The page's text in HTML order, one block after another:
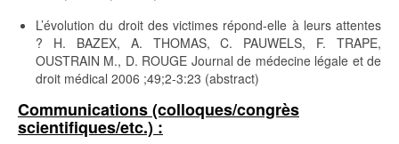
L’évolution du droit des victimes répond-elle à leurs attentes
? H. BAZEX, A. THOMAS, C. PAUWELS, F. TRAPE,
OUSTRAIN M., D. ROUGE Journal de médecine légale et de
droit médical 2006 ;49;2-3:23 (abstract)
Communications (colloques/congrès
scientifiques/etc.) :